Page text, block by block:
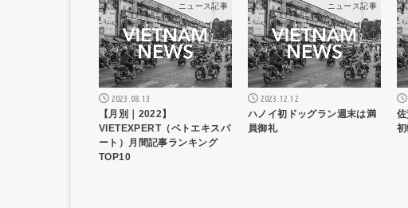
ニュース記事
2023.08.13
【月別｜2022】
VIETEXPERT（ベトエキスパ
ート）月間記事ランキング
TOP10
ニュース記事
2023.12.12
ハノイ初ドッグラン週末は満
員御礼